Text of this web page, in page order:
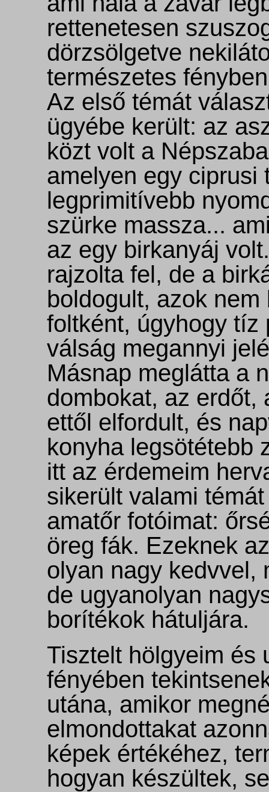
rettenetesen
dörzsölgetve
természetes
Az első témát
ügyébe került: az
közt volt a
amelyen egy ciprusi
legprimitívebb
szürke massza...
az egy birkanyáj
rajzolta fel, de a
boldogult, azok
foltként, úgyhogy tíz
válság megannyi
Másnap meglátta a
dombokat, az erdőt,
ettől elfordult, és
konyha legsötétebb
itt az érdemeim
sikerült valami
amatőr fotóimat:
öreg fák. Ezeknek
olyan nagy kedvvel,
de ugyanolyan
borítékok hátuljára.
Tisztelt hölgyeim és
fényében
utána, amikor
elmondottakat
képek értékéhez,
hogyan készültek,